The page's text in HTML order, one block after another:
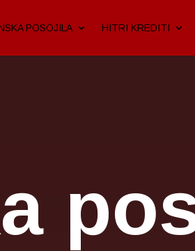
POSOJILA HITRI KREDITI